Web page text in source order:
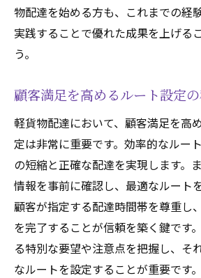
物配達を始める方も、これまでの経
実践することで優れた成果を上げる
う。
顧客満足を高めるルート設定
軽貨物配達において、顧客満足を高
定は非常に重要です。効率的なルー
の短縮と正確な配達を実現します。
情報を事前に確認し、最適なルート
顧客が指定する配達時間帯を尊重し
を完了することが信頼を築く鍵です
る特別な要望や注意点を把握し、そ
なルートを設定することが重要です